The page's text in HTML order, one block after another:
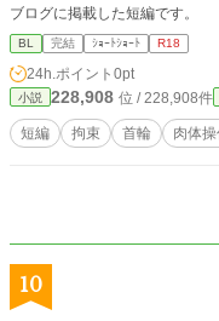
ブログに掲載した短編です。
BL 完結 ｼｮｰﾄｼｮｰﾄ R18
24h.ポイント 0pt
小説 228,908 位 / 228,908件
短編 拘束 首輪 肉体
10